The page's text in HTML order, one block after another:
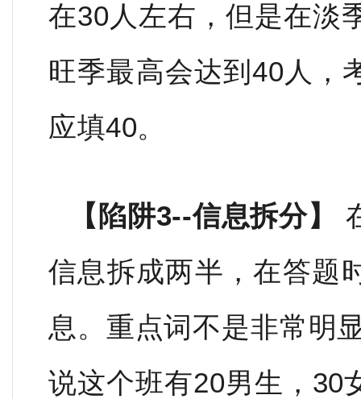
在30人左右，但是在淡
旺季最高会达到40人，
应填40。
【陷阱3--信息拆分】
信息拆成两半，在答题
息。重点词不是非常明
说这个班有20男生，30